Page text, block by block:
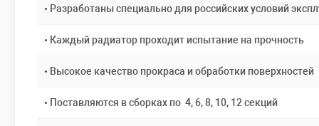
• Разработаны специально для российских условий
• Каждый радиатор проходит испытание на прочность
• Высокое качество прокраса и обработки поверхностей
• Поставляются в сборках по 4, 6, 8, 10, 12 секций